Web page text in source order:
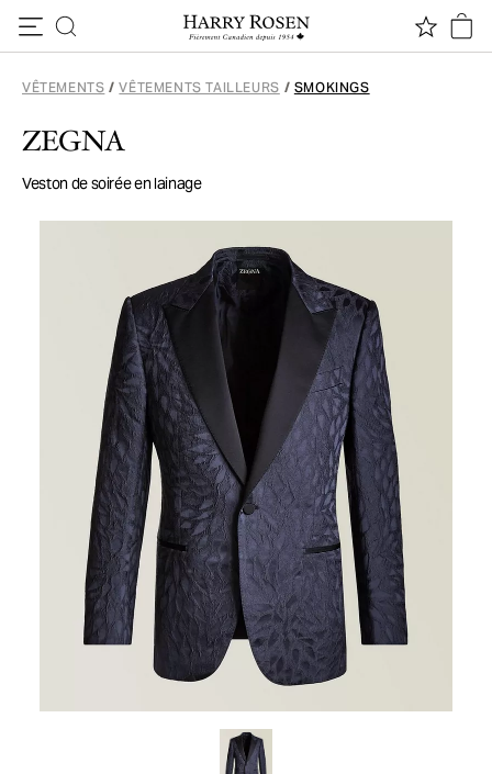
VÊTEMENTS / VÊTEMENTS TAILLEURS / SMOKINGS
ZEGNA
Veston de soirée en lainage